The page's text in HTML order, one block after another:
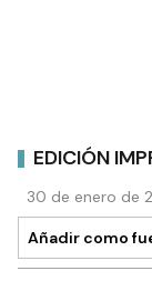
EDICIÓN
30 de enero de
Añadir como